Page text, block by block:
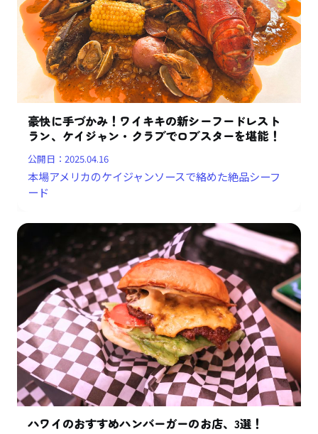
豪快に手づかみ！ワイキキの新シーフードレスト
ラン、ケイジャン・クラブでロブスターを堪能！
公開日：2025.04.16
本場アメリカのケイジャンソースで絡めた絶品シーフ
ード
ハワイのおすすめハンバーガーのお店、3選！